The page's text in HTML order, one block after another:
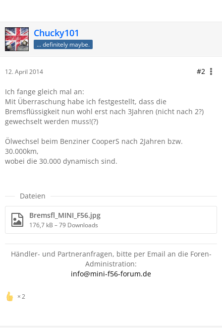
Chucky101
... definitely maybe.
12. April 2014 #2
Ich fange gleich mal an:
Mit Überraschung habe ich festgestellt, dass die
Bremsflüssigkeit nun wohl erst nach 3Jahren (nicht nach 2?)
gewechselt werden muss!(?)
Ölwechsel beim Benziner CooperS nach 2Jahren bzw.
30.000km,
wobei die 30.000 dynamisch sind.
Dateien
Bremsfl_MINI_F56.jpg
176,7 kB – 79 Downloads
Händler- und Partneranfragen, bitte per Email an die Foren-
Administration:
info@mini-f56-forum.de
2